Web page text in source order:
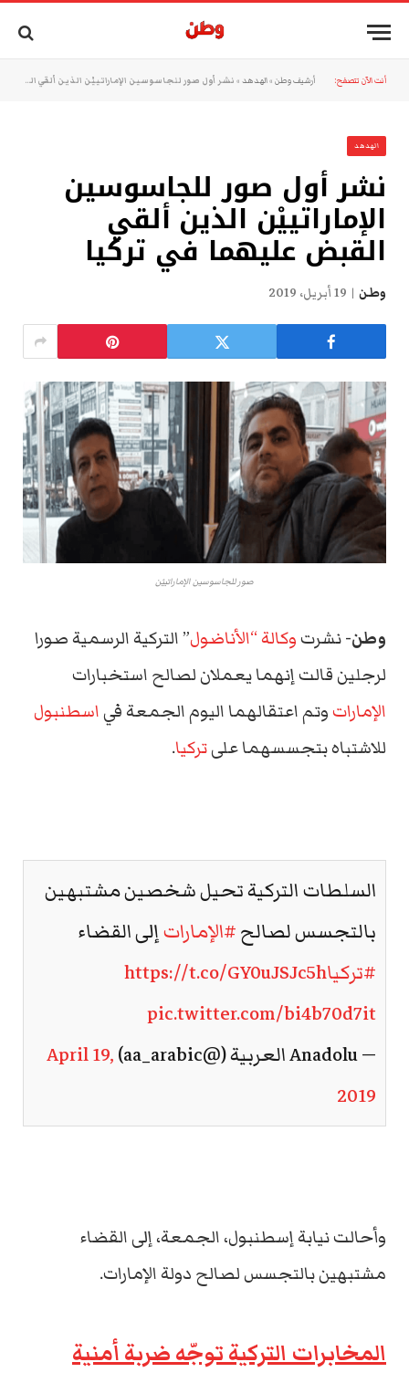
أنت الآن تتصفح: أرشيف وطن »الهدهد » نشر أول صور للجاسوسين الإماراتييْن الذين ألقي القبض عليهما في تركيا
الهدهد
نشر أول صور للجاسوسين
الإماراتييْن الذين ألقي
القبض عليهما في تركيا
وطن 19 أبريل، 2019
صور للجاسوسين الإماراتييْن
وطن-نشرتوكالة “الأناضول” التركية الرسمية صورا
لرجلين قالت إنهما يعملان لصالح استخبارات
الإماراتوتم اعتقالهما اليوم الجمعة فياسطنبول
للاشتباه بتجسسهما علىتركيا.
السلطات التركية تحيل شخصين مشتبهين
بالتجسس لصالح#الإماراتإلى القضاء
#تركياhttps://t.co/GY0uJSJc5h
pic.twitter.com/bi4b70d7it
— Anadolu العربية (@aa_arabic)
April 19,
2019
وأحالت نيابة إسطنبول، الجمعة، إلى القضاء
مشتبهين بالتجسس لصالح دولة الإمارات.
المخابرات التركية توجّه ضربة أمنية